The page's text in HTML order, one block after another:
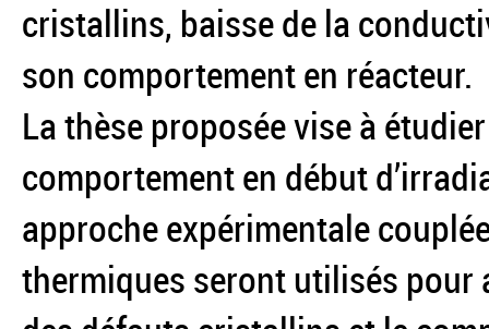
cristallins, baisse de la
son comportement en réacteur.
La thèse proposée vise à
comportement en début
approche expérimentale
thermiques seront utilisés pour